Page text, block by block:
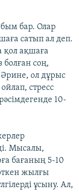
бар. Олар
сатып ал деп.
қол ақшаға
болған соң,
ол дұрыс
стресс
10-
Мысалы,
бағаның 5-10
жылғы
ұсыну. Ал,